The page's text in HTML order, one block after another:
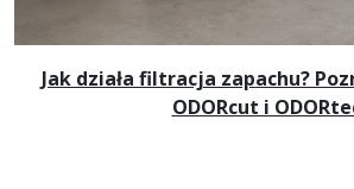
Jak działa filtracja zapachu?
ODORcut i